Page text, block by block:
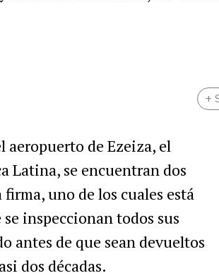
+
aeropuerto de Ezeiza, el
Latina, se encuentran dos
uno de los cuales está
inspeccionan todos sus
antes de que sean devueltos
dos décadas.